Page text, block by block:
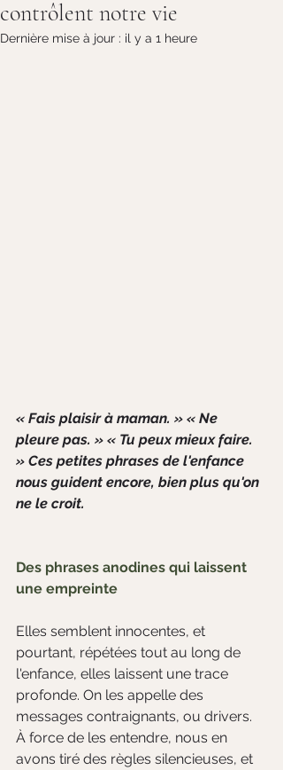
contrôlent notre vie
Dernière mise à jour : il y a 1 heure
« Fais plaisir à maman. » « Ne
pleure pas. » « Tu peux mieux faire.
» Ces petites phrases de l'enfance
nous guident encore, bien plus qu'on
ne le croit.
Des phrases anodines qui laissent
une empreinte
Elles semblent innocentes, et
pourtant, répétées tout au long de
l'enfance, elles laissent une trace
profonde. On les appelle des
messages contraignants, ou drivers.
À force de les entendre, nous en
avons tiré des règles silencieuses, et